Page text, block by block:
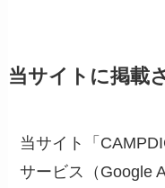
当サイトに掲載
当サイト「
サービス（Google